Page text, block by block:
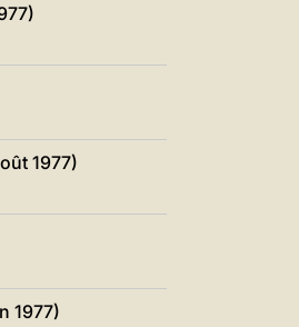
1977)
1977)